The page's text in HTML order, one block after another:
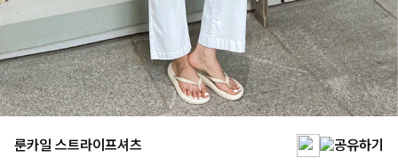
룬카일 스트라이프셔츠